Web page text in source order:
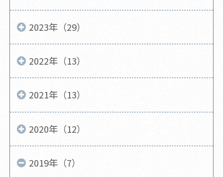
2023年（29）
2022年（13）
2021年（13）
2020年（12）
2019年（7）